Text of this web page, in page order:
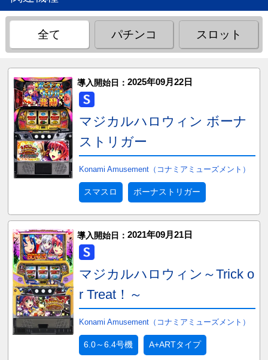
全て パチンコ スロット
導入開始日： 2025年09月22日
マジカルハロウィン ボーナ
ストリガー
Konami Amusement（コナミアミューズメント）
スマスロ ボーナストリガー
導入開始日： 2021年09月21日
マジカルハロウィン～Trick o
r Treat！～
Konami Amusement（コナミアミューズメント）
6.0～6.4号機 A+ARTタイプ